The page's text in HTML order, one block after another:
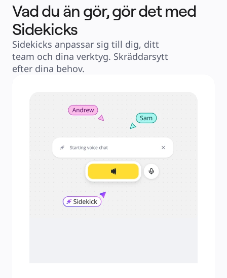
Reforge Learning
Community och Support
Hjälpcenter
Händelser
Community
Partner och tjänster
Miro Professional Services
Lösningspartner
Priser
Vad du än gör, gör det med
Sidekicks
Sidekicks anpassar sig till dig, ditt
team och dina verktyg. Skräddarsytt
efter dina behov.